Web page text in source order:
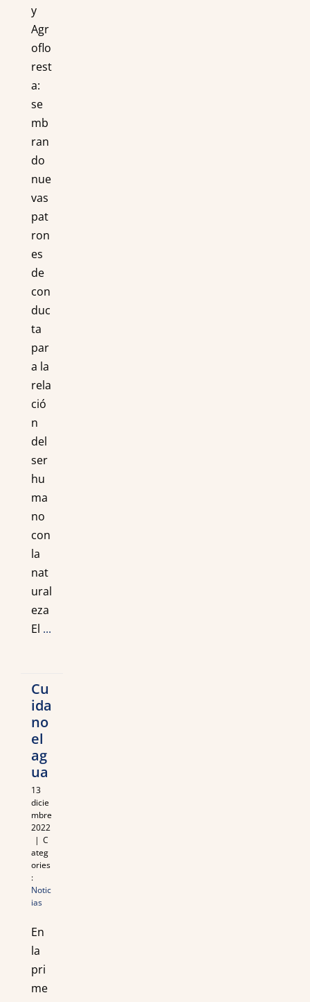
y
Agr
oflo
rest
a:
se
mb
ran
do
nue
vas
pat
ron
es
de
con
duc
ta
par
a la
rela
ció
n
del
ser
hu
ma
no
con
la
nat
ural
eza
El ...
Cu
ida
no
el
ag
ua
13
dicie
mbre
2022
| C
ateg
ories
:
Notic
ias
En
la
pri
me